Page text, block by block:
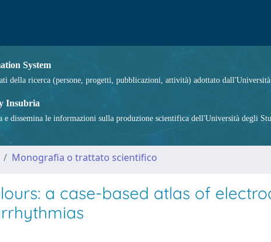
System
della ricerca (persone, progetti, pubblicazioni, attività) adottato
Insubria
e dissemina le informazioni sulla produzione scientifica dell'Università degli
Monografia o trattato scientifico
a case-based atlas of